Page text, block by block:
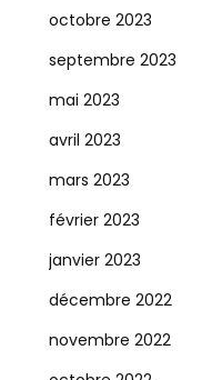
octobre 2023
septembre 2023
mai 2023
avril 2023
mars 2023
février 2023
janvier 2023
décembre 2022
novembre 2022